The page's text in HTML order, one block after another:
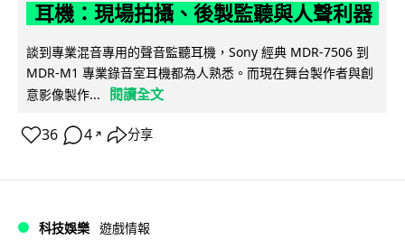
耳機：現場拍攝、後製監聽與人聲利器
談到專業混音專用的聲音監聽耳機，Sony 經典 MDR-7506 到
MDR-M1 專業錄音室耳機都為人熟悉。而現在舞台製作者與創
意影像製作...
閱讀全文
36 4 ↗ 分享
科技娛樂 遊戲情報